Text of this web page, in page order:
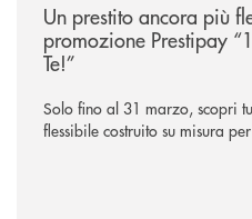
Un prestito ancora più
promozione Prestipay
Te!”
Solo fino al 31 marzo, scopri
flessibile costruito su misura